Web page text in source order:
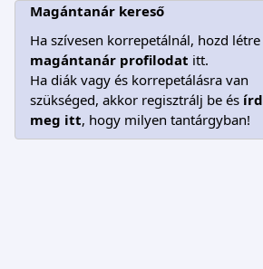
Magántanár kereső
Ha szívesen korrepetálnál, hozd létre
magántanár profilodat itt.
Ha diák vagy és korrepetálásra van
szükséged, akkor regisztrálj be és írd
meg itt, hogy milyen tantárgyban!